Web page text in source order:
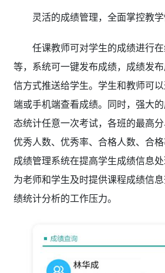
灵活的成绩管理，全面掌控教
任课教师可对学生的成绩进行
等，系统可一键发布成绩，成绩发
信方式推送给学生。学生和教师可
端或手机端查看成绩。同时，强大
态统计任意一次考试，各班的最高分
优秀人数、优秀率、合格人数、合格
成绩管理系统在提高学生成绩信息
为老师和学生及时提供课程成绩信
绩统计分析的工作压力。